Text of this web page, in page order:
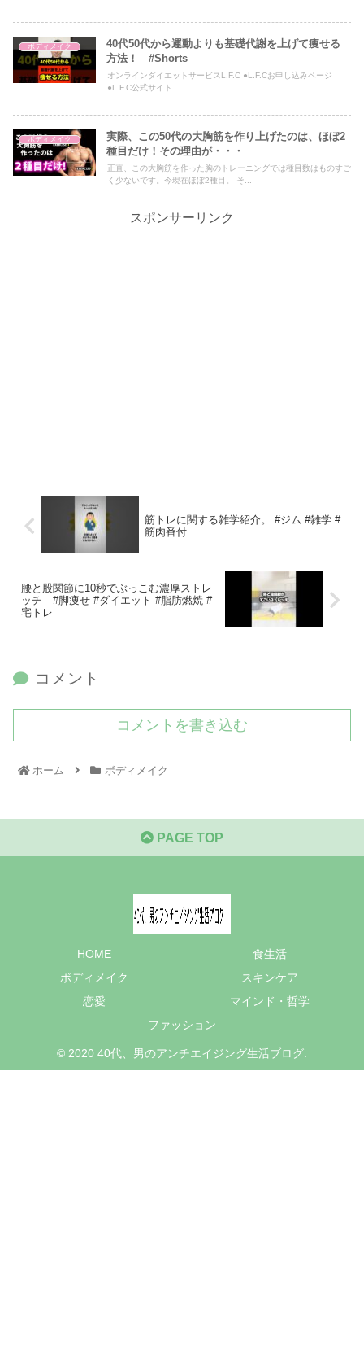
ボディメイク
40代50代から運動よりも基礎代謝を上げて痩せる
方法！ #Shorts
オンラインダイエットサービスL.F.C ●L.F.Cお申し込みページ
●L.F.C公式サイト...
ボディメイク
実際、この50代の大胸筋を作り上げたのは、ほぼ2
種目だけ！その理由が・・・
正直、この大胸筋を作った胸のトレーニングでは種目数はものすご
く少ないです。今現在ほぼ2種目。 そ...
スポンサーリンク
筋トレに関する雑学紹介。 #ジム #雑学 #
筋肉番付
腰と股関節に10秒でぶっこむ濃厚ストレ
ッチ #脚痩せ #ダイエット #脂肪燃焼 #
宅トレ
コメント
コメントを書き込む
ホーム ボディメイク
PAGE TOP
HOME
食生活
ボディメイク
スキンケア
恋愛
マインド・哲学
ファッション
© 2020 40代、男のアンチエイジング生活ブログ.